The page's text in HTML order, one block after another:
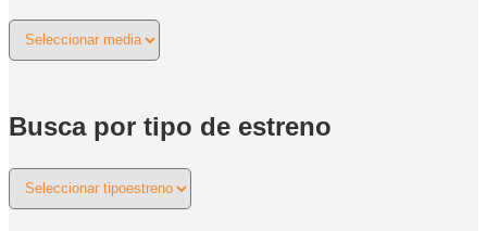
Busca por tipo de estreno